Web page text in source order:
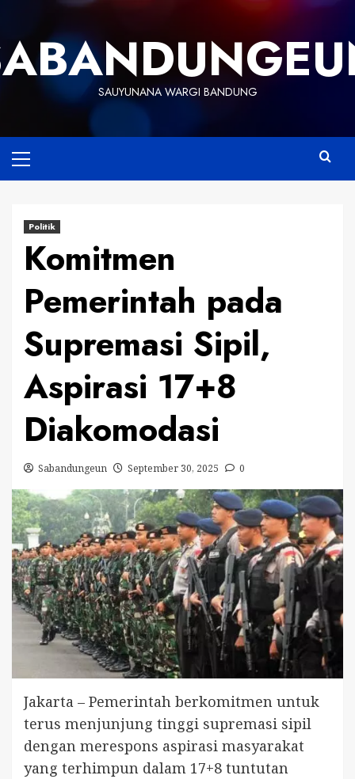
content
SAUYUNANA WARGI BANDUNG
Menu
Politik
Komitmen
Pemerintah pada
Supremasi Sipil,
Aspirasi 17+8
Diakomodasi
Sabandungeun September 30, 2025 0
Jakarta – Pemerintah berkomitmen untuk
terus menjunjung tinggi supremasi sipil
dengan merespons aspirasi masyarakat
yang terhimpun dalam 17+8 tuntutan